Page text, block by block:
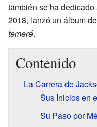
también se ha
2018, lanzó un álbum
temeré.
Contenido
La Carrera de
Sus Inicios en
Su Paso por